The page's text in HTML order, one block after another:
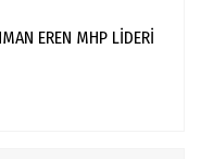
EREN MHP LİDERİ